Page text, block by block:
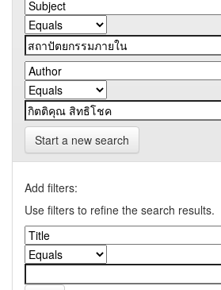
Start a new search
Add filters:
Use filters to refine the search results.